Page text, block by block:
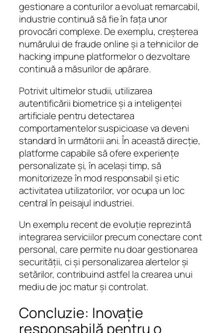
gestionare a conturilor a evoluat remarcabil,
industrie continuă să fie în fața unor
provocări complexe. De exemplu, creșterea
numărului de fraude online și a tehnicilor de
hacking impune platformelor o dezvoltare
continuă a măsurilor de apărare.
Potrivit ultimelor studii, utilizarea
autentificării biometrice și a inteligenței
artificiale pentru detectarea
comportamentelor suspicioase va deveni
standard în următorii ani. În această direcție,
platforme capabile să ofere experiențe
personalizate și, în același timp, să
monitorizeze în mod responsabil și etic
activitatea utilizatorilor, vor ocupa un loc
central în peisajul industriei.
Un exemplu recent de evoluție reprezintă
integrarea serviciilor precum conectare cont
personal, care permite nu doar gestionarea
securității, ci și personalizarea alertelor și
setărilor, contribuind astfel la crearea unui
mediu de joc matur și controlat.
Concluzie: Inovație
responsabilă pentru o